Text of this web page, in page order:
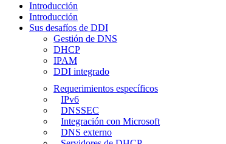
Introducción
Introducción
Sus desafíos de DDI
Gestión de DNS
DHCP
IPAM
DDI integrado
Requerimientos específicos
IPv6
DNSSEC
Integración con Microsoft
DNS externo